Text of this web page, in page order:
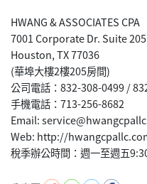
HWANG & ASSOCIATES CPA
7001 Corporate Dr. Suite 205
Houston, TX 77036
(華埠大樓2樓205房間)
公司電話：832-308-0499 /
手機電話：713-256-8682
Email:
Web: http://